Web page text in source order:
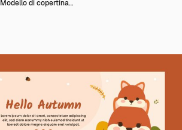
Modello di copertina…